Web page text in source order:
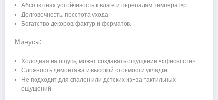
Абсолютная устойчивость к влаге и перепадам температур.
Долговечность, простота ухода.
Богатство декоров, фактур и форматов.
Минусы:
Холодная на ощупь, может создавать ощущение «офисности».
Сложность демонтажа и высокой стоимости укладки.
Не подходит для спален или детских из-за тактильных
ощущений.